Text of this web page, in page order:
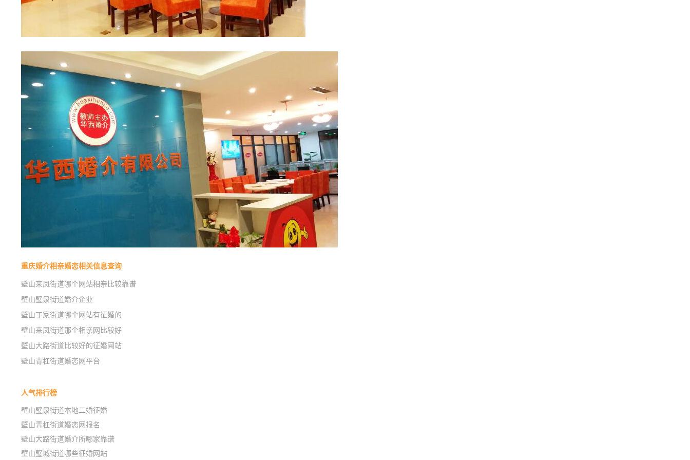
重庆婚介相亲婚恋相关信息查询
壁山来凤街道哪个网站相亲比较靠谱
壁山璧泉街道婚介企业
壁山丁家街道哪个网站有征婚的
壁山来凤街道那个相亲网比较好
壁山大路街道比较好的征婚网站
壁山青杠街道婚恋网平台
人气排行榜
壁山璧泉街道本地二婚征婚
壁山青杠街道婚恋网报名
壁山大路街道婚介所哪家靠谱
壁山璧城街道哪些征婚网站